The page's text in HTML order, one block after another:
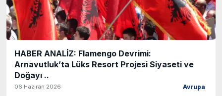
HABER ANALİZ: Flamengo Devrimi:
Arnavutluk’ta Lüks Resort Projesi Siyaseti ve
Doğayı ..
06 Haziran 2026 Avrupa